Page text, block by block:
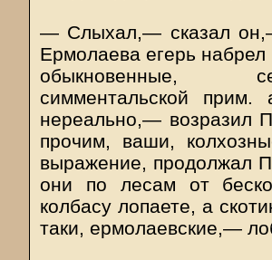
— Слыхал,— сказал
Ермолаева егерь
обыкновенные,
симментальской
нереально,— возразил
прочим, ваши,
выражение, продолжал
они по лесам от
колбасу лопаете, а
таки, ермолаевские,—